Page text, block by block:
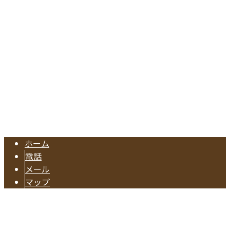
ホーム
電話
メール
マップ